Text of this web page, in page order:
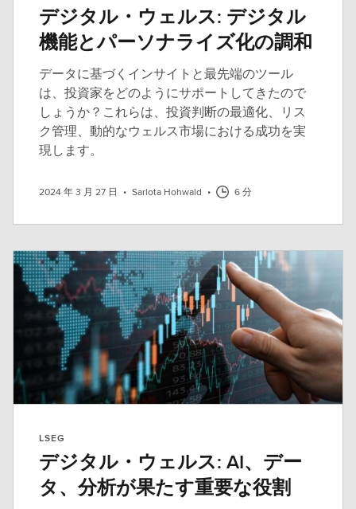
デジタル・ウェルス: デジタル
機能とパーソナライズ化の調和
データに基づくインサイトと最先端のツール
は、投資家をどのようにサポートしてきたので
しょうか？これらは、投資判断の最適化、リス
ク管理、動的なウェルス市場における成功を実
現します。
2024 年 3 月 27 日 • Sarlota Hohwald • 6 分
LSEG
デジタル・ウェルス: AI、デー
タ、分析が果たす重要な役割